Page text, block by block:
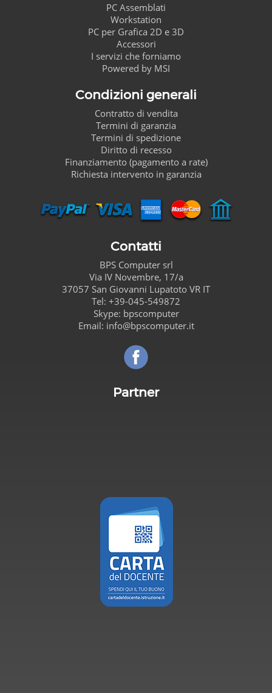
PC Assemblati
Workstation
PC per Grafica 2D e 3D
Accessori
I servizi che forniamo
Powered by MSI
Condizioni generali
Contratto di vendita
Termini di garanzia
Termini di spedizione
Diritto di recesso
Finanziamento (pagamento a rate)
Richiesta intervento in garanzia
Contatti
BPS Computersrl
Via IV Novembre, 17/a
37057 San Giovanni Lupatoto VR IT
Tel: +39-045-549872
Skype: bpscomputer
Email: info@bpscomputer.it
Partner